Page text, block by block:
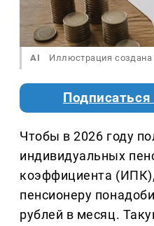
AI Иллюстрация
Чтобы в 2026 году
индивидуальных
коэффициента
пенсионеру
рублей в месяц.